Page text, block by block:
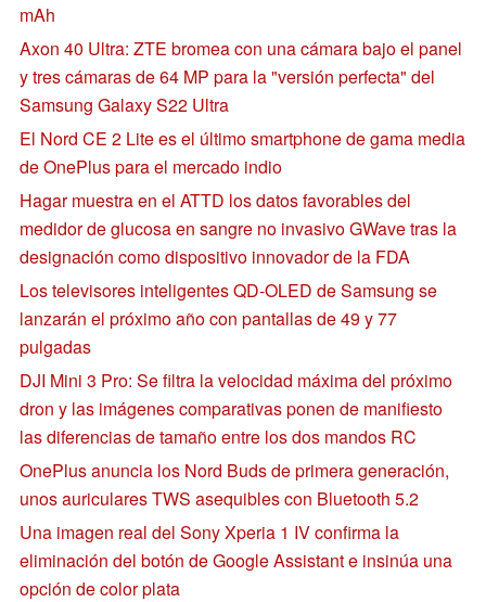
mAh
Axon 40 Ultra: ZTE bromea con una cámara bajo el panel
y tres cámaras de 64 MP para la "versión perfecta" del
Samsung Galaxy S22 Ultra
El Nord CE 2 Lite es el último smartphone de gama media
de OnePlus para el mercado indio
Hagar muestra en el ATTD los datos favorables del
medidor de glucosa en sangre no invasivo GWave tras la
designación como dispositivo innovador de la FDA
Los televisores inteligentes QD-OLED de Samsung se
lanzarán el próximo año con pantallas de 49 y 77
pulgadas
DJI Mini 3 Pro: Se filtra la velocidad máxima del próximo
dron y las imágenes comparativas ponen de manifiesto
las diferencias de tamaño entre los dos mandos RC
OnePlus anuncia los Nord Buds de primera generación,
unos auriculares TWS asequibles con Bluetooth 5.2
Una imagen real del Sony Xperia 1 IV confirma la
eliminación del botón de Google Assistant e insinúa una
opción de color plata